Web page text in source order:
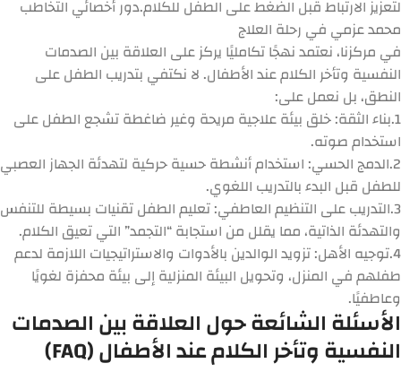
لتعزيز الارتباط قبل الضغط على الطفل للكلام.دور أخصائي التخاطب
محمد عزمي في رحلة العلاج
في مركزنا، نعتمد نهجًا تكامليًا يركز على العلاقة بين الصدمات
النفسية وتأخر الكلام عند الأطفال. لا نكتفي بتدريب الطفل على
النطق، بل نعمل على:
1.بناء الثقة:خلق بيئة علاجية مريحة وغير ضاغطة تشجع الطفل على
استخدام صوته.
2. الدمج الحسي: استخدام أنشطة حسية حركية لتهدئة الجهاز العصبي
للطفل قبل البدء بالتدريب اللغوي.
3.التدريب على التنظيم العاطفي:تعليم الطفل تقنيات بسيطة للتنفس
والتهدئة الذاتية، مما يقلل من استجابة “التجمد” التي تعيق الكلام.
4.توجيه الأهل:تزويد الوالدين بالأدوات والاستراتيجيات اللازمة لدعم
طفلهم في المنزل، وتحويل البيئة المنزلية إلى بيئة محفزة لغويًا
وعاطفيًا.
الأسئلة الشائعة حول العلاقة بين الصدمات
النفسية وتأخر الكلام عند الأطفال (FAQ)